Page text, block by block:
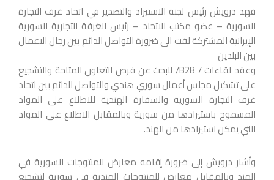
فهد درويش رئيس لجنة الاستيراد والتصدير في اتحاد غرف التجارة
السورية – عضو مكتب الاتحاد – رئيس الغرفة التجارية السورية
الإيرانية المشتركة لفت الى ضرورة التواصل الدائم بين رجال الاعمال
بين البلدين
وعقد لقاءات / B2B/‏ للبحث عن فرص التعاون المتاحة والتشجيع
على تشكيل مجلس أعمال سوري هندي والتواصل الدائم بين اتحاد
غرف التجارة السورية والسفارة الهندية للاطلاع على المواد
المسموح باستيرادها من سورية وبالمقابل الاطلاع على المواد
التي يمكن استيرادها من الهند.
وأشار درويش إلى ضرورة إقامه معارض للمنتوجات السورية في